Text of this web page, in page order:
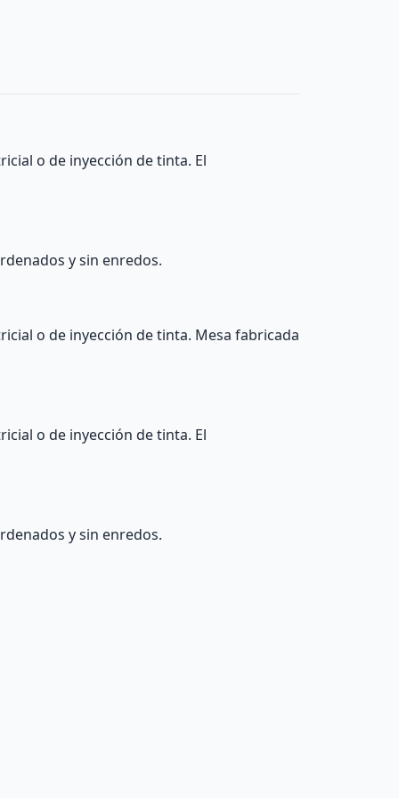
o de inyección de tinta. El
y sin enredos.
o de inyección de tinta. Mesa fabricada
o de inyección de tinta. El
y sin enredos.